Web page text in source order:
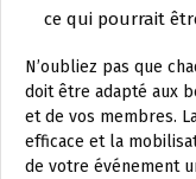
ce qui pourrait
N’oubliez pas que
doit être adapté aux
et de vos membres.
efficace et la
de votre événement